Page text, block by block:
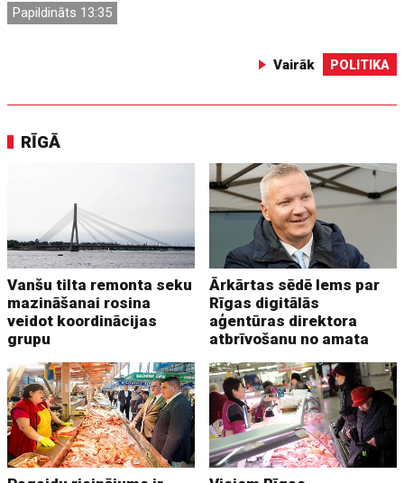
Papildināts 13:35
Vairāk POLITIKA
RĪGĀ
Vanšu tilta remonta seku
mazināšanai rosina
veidot koordinācijas
grupu
Ārkārtas sēdē lems par
Rīgas digitālās
aģentūras direktora
atbrīvošanu no amata